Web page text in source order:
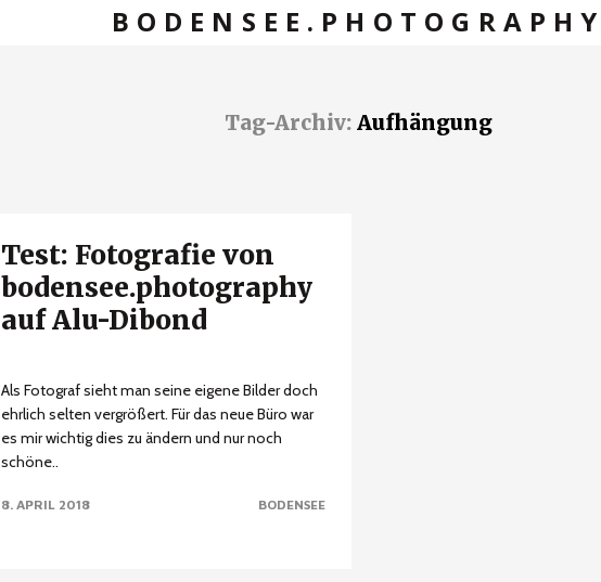
BODENSEE.PHOTOGRAPHY
Tag-Archiv: Aufhängung
Test: Fotografie von
bodensee.photography
auf Alu-Dibond
Als Fotograf sieht man seine eigene Bilder doch
ehrlich selten vergrößert. Für das neue Büro war
es mir wichtig dies zu ändern und nur noch
schöne..
8. APRIL 2018 BODENSEE